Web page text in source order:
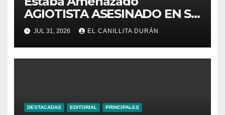
AGIOTISTA ASESINADO EN SU
NEGOCIO
JUL 31, 2026 EL CANILLITA DURÁN
DESTACADAS EDITORIAL PRINCIPALES